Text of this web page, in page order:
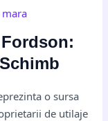
mara
o sursa
de utilaje